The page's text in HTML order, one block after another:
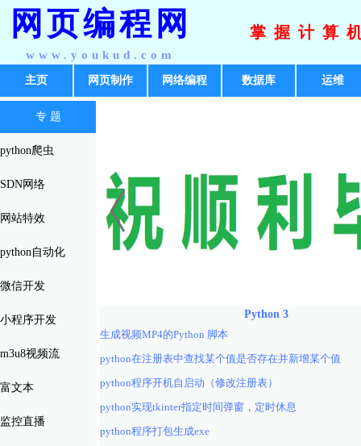
网页编程网
www.youkud.com
掌握计算
主页 网页制作 网络编程 数据库 运维
专 题
python爬虫
SDN网络
网站特效
python自动化
微信开发
小程序开发
m3u8视频流
富文本
监控直播
Python 3
生成视频MP4的Python 脚本
python在注册表中查找某个值是否存在并新增某个值
python程序开机自启动（修改注册表）
python实现tkinter指定时间弹窗，定时休息
python程序打包生成exe